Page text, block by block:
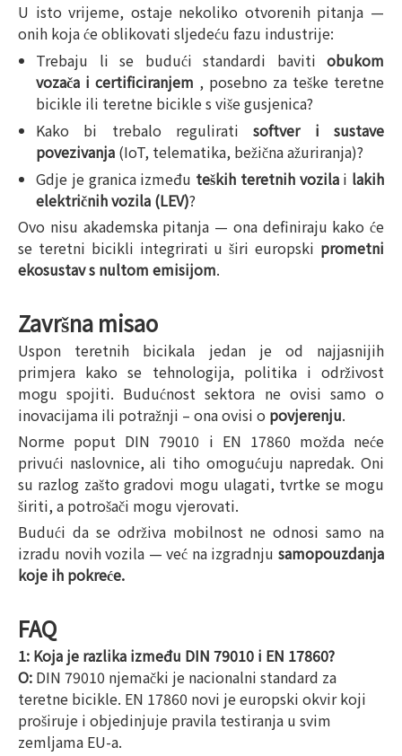
U isto vrijeme, ostaje nekoliko otvorenih pitanja —
onih koja će oblikovati sljedeću fazu industrije:
Trebaju li se budući standardi baviti obukom
vozača i certificiranjem , posebno za teške teretne
bicikle ili teretne bicikle s više gusjenica?
Kako bi trebalo reguliratisoftver i sustave
povezivanja (IoT, telematika, bežična ažuriranja)?
Gdje je granica između teških teretnih vozila i lakih
električnih vozila (LEV)?
Ovo nisu akademska pitanja — ona definiraju kako će
se teretni bicikli integrirati u širi europski prometni
ekosustav s nultom emisijom.
Završna misao
Uspon teretnih bicikala jedan je od najjasnijih
primjera kako se tehnologija, politika i održivost
mogu spojiti. Budućnost sektora ne ovisi samo o
inovacijama ili potražnji – ona ovisi o povjerenju.
Norme poput DIN 79010 i EN 17860 možda neće
privući naslovnice, ali tiho omogućuju napredak. Oni
su razlog zašto gradovi mogu ulagati, tvrtke se mogu
širiti, a potrošači mogu vjerovati.
Budući da se održiva mobilnost ne odnosi samo na
izradu novih vozila — već na izgradnju samopouzdanja
koje ih pokreće.
FAQ
1: Koja je razlika između DIN 79010 i EN 17860?
O: DIN 79010 njemački je nacionalni standard za
teretne bicikle. EN 17860 novi je europski okvir koji
proširuje i objedinjuje pravila testiranja u svim
zemljama EU-a.